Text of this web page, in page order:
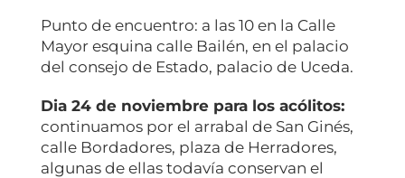
Punto de encuentro: a las 10 en la Calle
Mayor esquina calle Bailén, en el palacio
del consejo de Estado, palacio de Uceda.
Dia 24 de noviembre para los acólitos:
continuamos por el arrabal de San Ginés,
calle Bordadores, plaza de Herradores,
algunas de ellas todavía conservan el